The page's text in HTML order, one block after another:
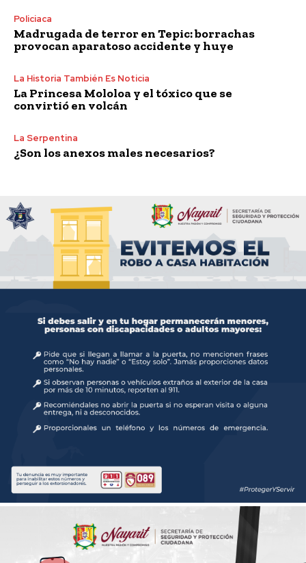
Policiaca
Madrugada de terror en Tepic: borrachas
provocan aparatoso accidente y huye
La Historia También Es Noticia
La Princesa Mololoa y el tóxico que se
convirtió en volcán
La Serpentina
¿Son los anexos males necesarios?